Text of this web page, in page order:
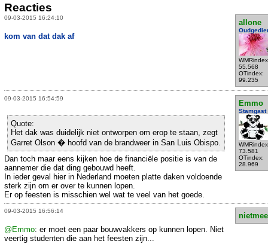
Reacties
09-03-2015 16:24:10
allone
55.568
OTindex:
99.235
kom van dat dak af
09-03-2015 16:54:59
Emmo
Stamgast
73.581
OTindex:
28.969
Quote:
Het dak was duidelijk niet ontworpen om erop te staan, zegt
Garret Olson � hoofd van de brandweer in San Luis Obispo.
Dan toch maar eens kijken hoe de financiële positie is van de
aannemer die dat ding gebouwd heeft.
In ieder geval hier in Nederland moeten platte daken voldoende
sterk zijn om er over te kunnen lopen.
Er op feesten is misschien wel wat te veel van het goede.
09-03-2015 16:56:14
@Emmo: er moet een paar bouwvakkers op kunnen lopen. Niet
veertig studenten die aan het feesten zijn...